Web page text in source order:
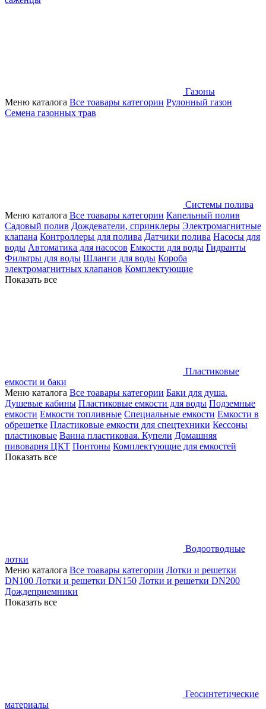
Газоны
Меню каталога Все тоавары категории Рулонный газон
Семена газонных трав
Системы полива
Меню каталога Все тоавары категории Капельный полив
Садовый полив Дождеватели, спринклеры Электромагнитные
клапана Контроллеры для полива Датчики полива Насосы для
воды Автоматика для насосов Емкости для воды Гидранты
Фильтры для воды Шланги для воды Короба
электромагнитных клапанов Комплектующие
Показать все
Пластиковые
емкости и баки
Меню каталога Все тоавары категории Баки для душа.
Душевые кабины Пластиковые емкости для воды Подземные
емкости Емкости топливные Специальные емкости Емкости в
обрешетке Пластиковые емкости для спецтехники Кессоны
пластиковые Ванна пластиковая. Купели Домашняя
пивоварня ЦКТ Понтоны Комплектующие для емкостей
Показать все
Водоотводные
лотки
Меню каталога Все тоавары категории Лотки и решетки
DN100 Лотки и решетки DN150 Лотки и решетки DN200
Дождеприемники
Показать все
Геосинтетические
материалы